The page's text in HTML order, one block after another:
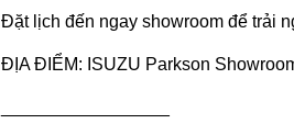
Đặt lịch đến ngay showroom để trải
ĐỊA ĐIỂM: ISUZU Parkson